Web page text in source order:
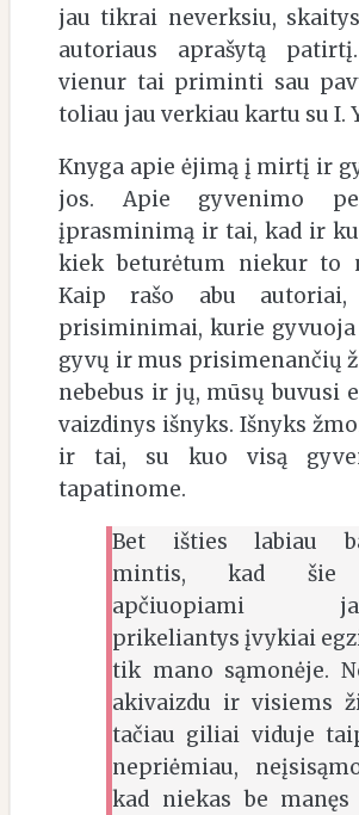
jau tikrai neverksiu,
autoriaus aprašytą
vienur tai priminti sau
toliau jau verkiau kartu su I.
Knyga apie ėjimą į mirtį ir
jos. Apie gyvenimo
įprasminimą ir tai, kad ir
kiek beturėtum niekur to
Kaip rašo abu
prisiminimai, kurie
gyvų ir mus prisimenančių
nebebus ir jų, mūsų buvusi
vaizdinys išnyks. Išnyks
ir tai, su kuo visą
tapatinome.
Bet išties labiau
mintis, kad šie
apčiuopiami
prikeliantys įvykiai
tik mano sąmonėje.
akivaizdu ir visiems
tačiau giliai viduje
nepriėmiau,
kad niekas be manęs